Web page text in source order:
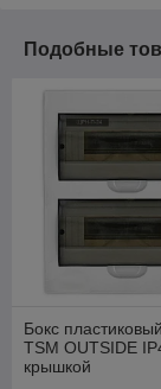
Подобные
Бокс
TSM OUTSIDE
крышкой